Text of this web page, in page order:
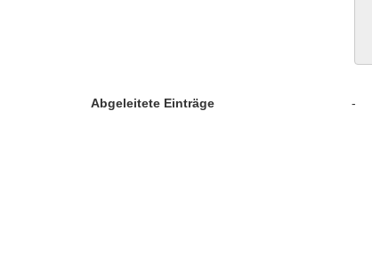
Abgeleitete Einträge -